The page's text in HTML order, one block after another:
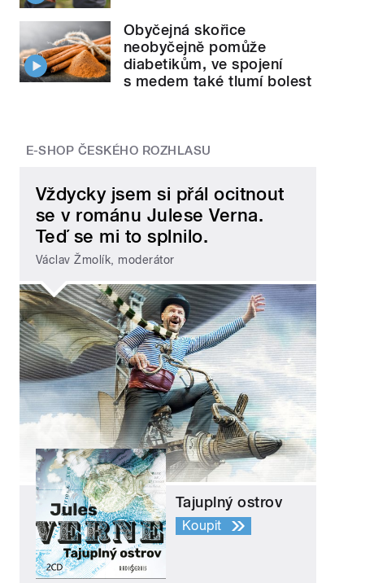
Obyčejná skořice
neobyčejně pomůže
diabetikům, ve spojení
s medem také tlumí bolest
E-SHOP ČESKÉHO ROZHLASU
Vždycky jsem si přál ocitnout
se v románu Julese Verna.
Teď se mi to splnilo.
Václav Žmolík, moderátor
Tajuplný ostrov
Koupit